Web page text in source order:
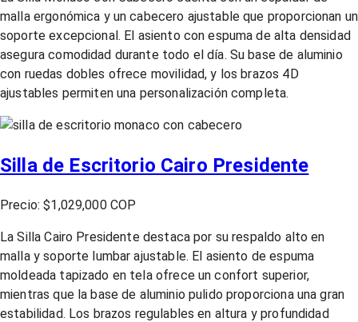
malla ergonómica y un cabecero ajustable que proporcionan un
soporte excepcional. El asiento con espuma de alta densidad
asegura comodidad durante todo el día. Su base de aluminio
con ruedas dobles ofrece movilidad, y los brazos 4D
ajustables permiten una personalización completa.
Silla de Escritorio Cairo Presidente
Precio: $1,029,000 COP
La Silla Cairo Presidente destaca por su respaldo alto en
malla y soporte lumbar ajustable. El asiento de espuma
moldeada tapizado en tela ofrece un confort superior,
mientras que la base de aluminio pulido proporciona una gran
estabilidad. Los brazos regulables en altura y profundidad